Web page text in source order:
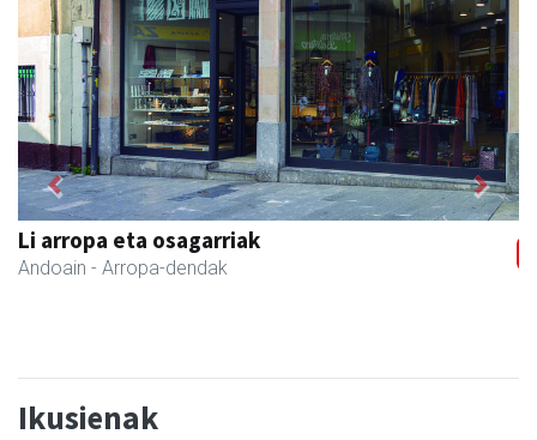
Zabala bitxitegia
Andoain - Bitxitegiak
Previous Next
Ikusienak